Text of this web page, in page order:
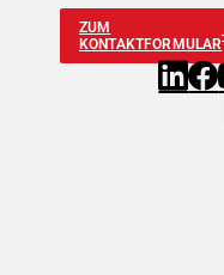
ZUM
KONTAKTFORMULAR